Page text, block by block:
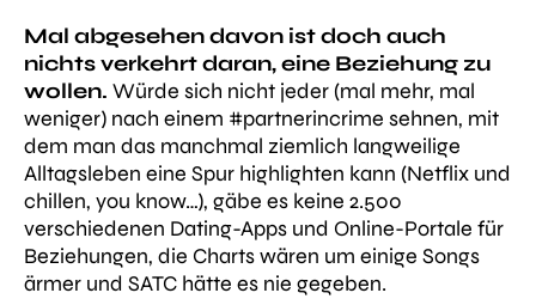
Mal abgesehen davon ist doch auch
nichts verkehrt daran, eine Beziehung zu
wollen. Würde sich nicht jeder (mal mehr, mal
weniger) nach einem #partnerincrime sehnen, mit
dem man das manchmal ziemlich langweilige
Alltagsleben eine Spur highlighten kann (Netflix und
chillen, you know…), gäbe es keine 2.500
verschiedenen Dating-Apps und Online-Portale für
Beziehungen, die Charts wären um einige Songs
ärmer und SATC hätte es nie gegeben.